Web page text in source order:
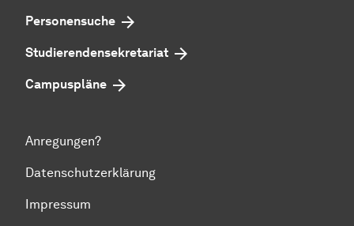
Personensuche
Studierendensekretariat
Campuspläne
Anregungen?
Datenschutzerklärung
Impressum